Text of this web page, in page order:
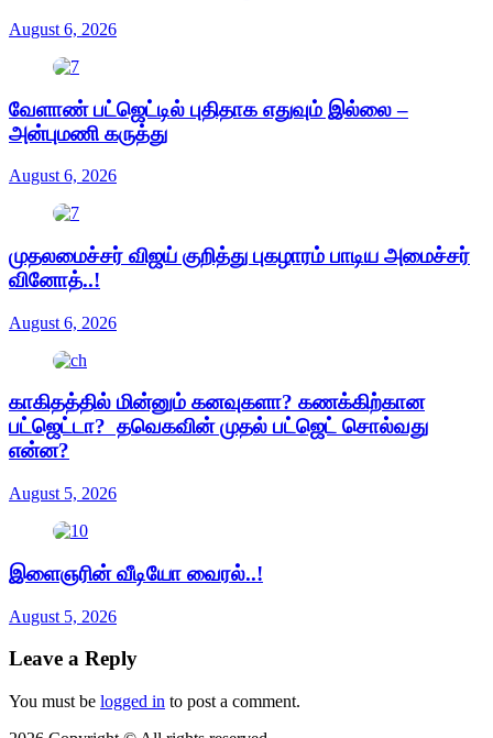
August 6, 2026
வேளாண் பட்ஜெட்டில் புதிதாக எதுவும் இல்லை –
அன்புமணி கருத்து
August 6, 2026
முதலமைச்சர் விஜய் குறித்து புகழாரம் பாடிய அமைச்சர்
வினோத்..!
August 6, 2026
காகிதத்தில் மின்னும் கனவுகளா? கணக்கிற்கான
பட்ஜெட்டா? தவெகவின் முதல் பட்ஜெட் சொல்வது
என்ன?
August 5, 2026
இளைஞரின் வீடியோ வைரல்..!
August 5, 2026
Leave a Reply
You must be logged in to post a comment.